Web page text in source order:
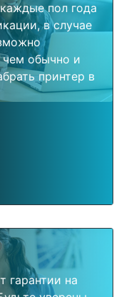
пол года
в случае
чем обычно и
принтер в
гарантии на